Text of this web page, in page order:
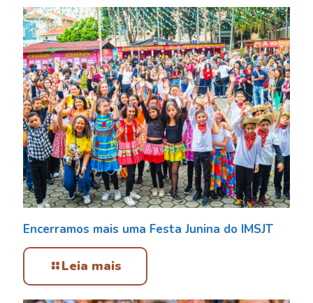
Encerramos mais uma Festa Junina do IMSJT
Leia mais